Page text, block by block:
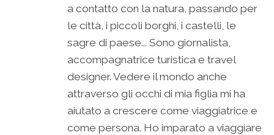
a contatto con la natura, passando per
le città, i piccoli borghi, i castelli, le
sagre di paese... Sono giornalista,
accompagnatrice turistica e travel
designer. Vedere il mondo anche
attraverso gli occhi di mia figlia mi ha
aiutato a crescere come viaggiatrice e
come persona. Ho imparato a viaggiare